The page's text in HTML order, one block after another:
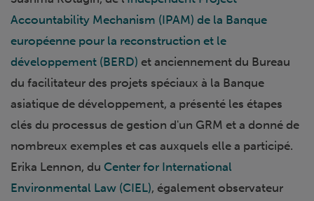
Accountability Mechanism (IPAM) de la Banque
européenne pour la reconstruction et le
développement (BERD) et anciennement du Bureau
du facilitateur des projets spéciaux à la Banque
asiatique de développement, a présenté les étapes
clés du processus de gestion d'un GRM et a donné de
nombreux exemples et cas auxquels elle a participé.
Erika Lennon, du Center for International
Environmental Law (CIEL), également observateur